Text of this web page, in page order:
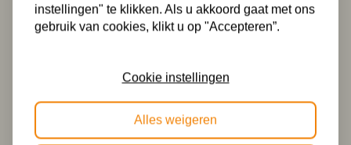
instellingen" te klikken. Als u akkoord gaat met ons
gebruik van cookies, klikt u op "Accepteren”.
Cookie instellingen
Alles weigeren